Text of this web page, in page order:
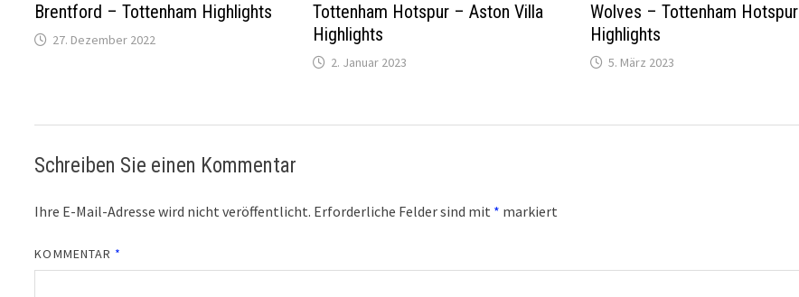
Brentford – Tottenham Highlights
27. Dezember 2022
Tottenham Hotspur – Aston Villa
Highlights
2. Januar 2023
Wolves – Tottenham Hotspur
Highlights
5. März 2023
Schreiben Sie einen Kommentar
Ihre E-Mail-Adresse wird nicht veröffentlicht. Erforderliche Felder sind mit * markiert
KOMMENTAR *